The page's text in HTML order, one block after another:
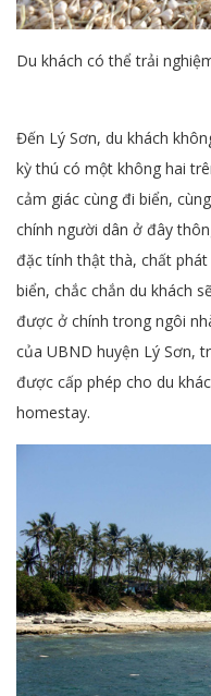
Du khách có thể trải
Đến Lý Sơn, du khách
kỳ thú có một không hai
cảm giác cùng đi biển,
chính người dân ở đây
đặc tính thật thà, chất
biển, chắc chắn du khách
được ở chính trong ngôi
của UBND huyện Lý Sơn,
được cấp phép cho du
homestay.